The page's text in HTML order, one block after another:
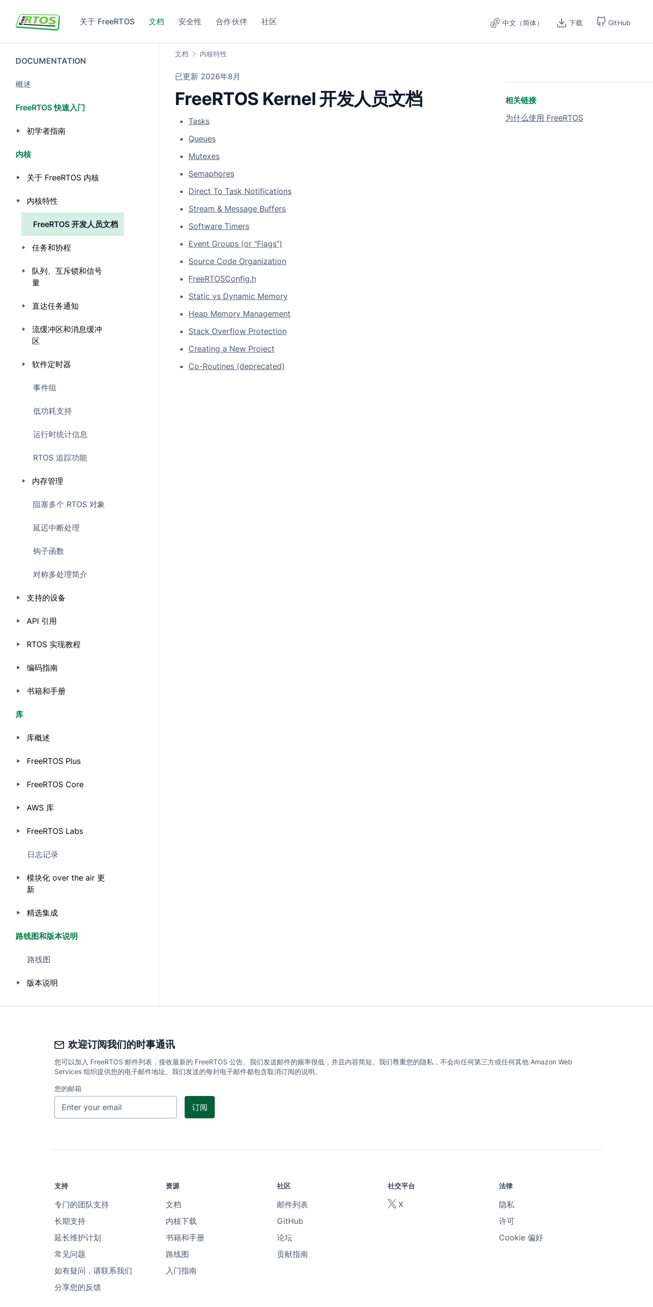
关于 FreeRTOS
文档 安全性 合作伙伴 社区 中文（简体） 下载 GitHub
DOCUMENTATION
概述
FreeRTOS 快速入门
初学者指南
内核
关于 FreeRTOS 内核
内核特性
FreeRTOS 开发人员文档
任务和协程
队列、互斥锁和信号
量
直达任务通知
流缓冲区和消息缓冲
区
软件定时器
事件组
低功耗支持
运行时统计信息
RTOS 追踪功能
内存管理
阻塞多个 RTOS 对象
延迟中断处理
钩子函数
对称多处理简介
支持的设备
API 引用
RTOS 实现教程
编码指南
书籍和手册
库
库概述
FreeRTOS Plus
FreeRTOS Core
AWS 库
FreeRTOS Labs
日志记录
模块化 over the air 更
新
精选集成
路线图和版本说明
路线图
版本说明
文档 内核特性
已更新 2026年8月
FreeRTOS Kernel 开发人员文档
Tasks
Queues
Mutexes
Semaphores
Direct To Task Notifications
Stream & Message Buffers
Software Timers
Event Groups (or "Flags")
Source Code Organization
FreeRTOSConfig.h
Static vs Dynamic Memory
Heap Memory Management
Stack Overflow Protection
Creating a New Project
Co-Routines (deprecated)
相关链接
为什么使用 FreeRTOS
欢迎订阅我们的时事通讯
您可以加入 FreeRTOS 邮件列表，接收最新的 FreeRTOS 公告。我们发送邮件的频率很低，并且内容简短。我们尊重您的隐私，不会向任何第三方或任何其他 Amazon Web
Services 组织提供您的电子邮件地址。我们发送的每封电子邮件都包含取消订阅的说明。
您的邮箱
支持
专门的团队支持
长期支持
延长维护计划
常见问题
如有疑问，请联系我们
分享您的反馈
资源
文档
内核下载
书籍和手册
路线图
入门指南
社区
邮件列表
GitHub
论坛
贡献指南
社交平台
X
法律
隐私
许可
Cookie 偏好